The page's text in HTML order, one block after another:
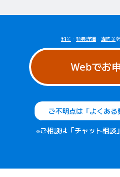
料金 ・ 特典詳細 ・ 違約金
Webでお
ご不明点は「よくあ
※ご相談は「チャット相談